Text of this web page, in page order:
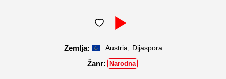
Austria Dijaspora
Narodna